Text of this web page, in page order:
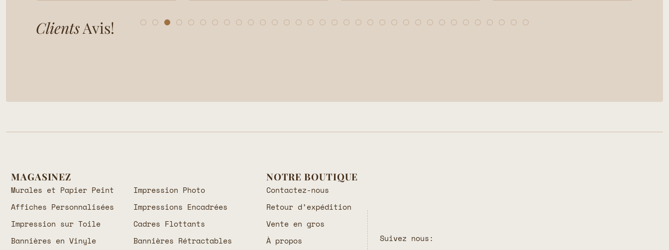
ClientsAvis!
MAGASINEZ
Murales et Papier Peint
Impression Photo
Affiches Personnalisées
Impressions Encadrées
Impression sur Toile
Cadres Flottants
Bannières en Vinyle
Bannières Rétractables
NOTRE BOUTIQUE
Contactez-nous
Retour d’expédition
Vente en gros
À propos
Suivez nous: